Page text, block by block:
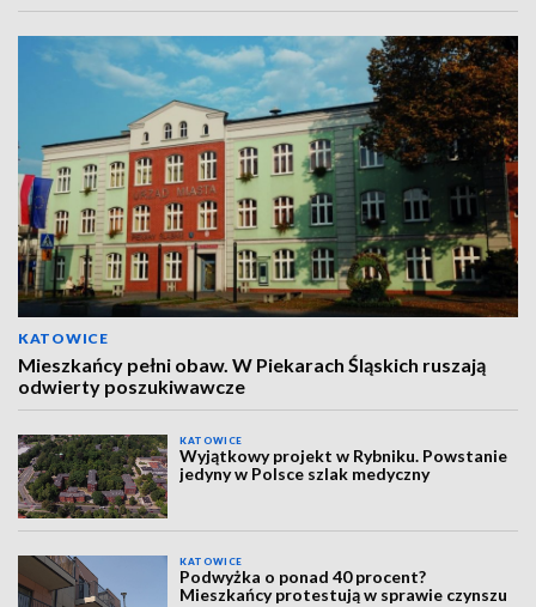
KATOWICE
Mieszkańcy pełni obaw. W Piekarach Śląskich ruszają
odwierty poszukiwawcze
KATOWICE
Wyjątkowy projekt w Rybniku. Powstanie
jedyny w Polsce szlak medyczny
KATOWICE
Podwyżka o ponad 40 procent?
Mieszkańcy protestują w sprawie czynszu